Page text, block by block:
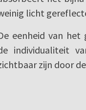
licht
eenheid van
individualiteit
zijn door